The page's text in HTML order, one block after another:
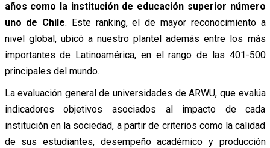
años como la institución de educación superior número
uno de Chile. Este ranking, el de mayor reconocimiento a
nivel global, ubicó a nuestro plantel además entre los más
importantes de Latinoamérica, en el rango de las 401-500
principales del mundo.
La evaluación general de universidades de ARWU, que evalúa
indicadores objetivos asociados al impacto de cada
institución en la sociedad, a partir de criterios como la calidad
de sus estudiantes, desempeño académico y producción